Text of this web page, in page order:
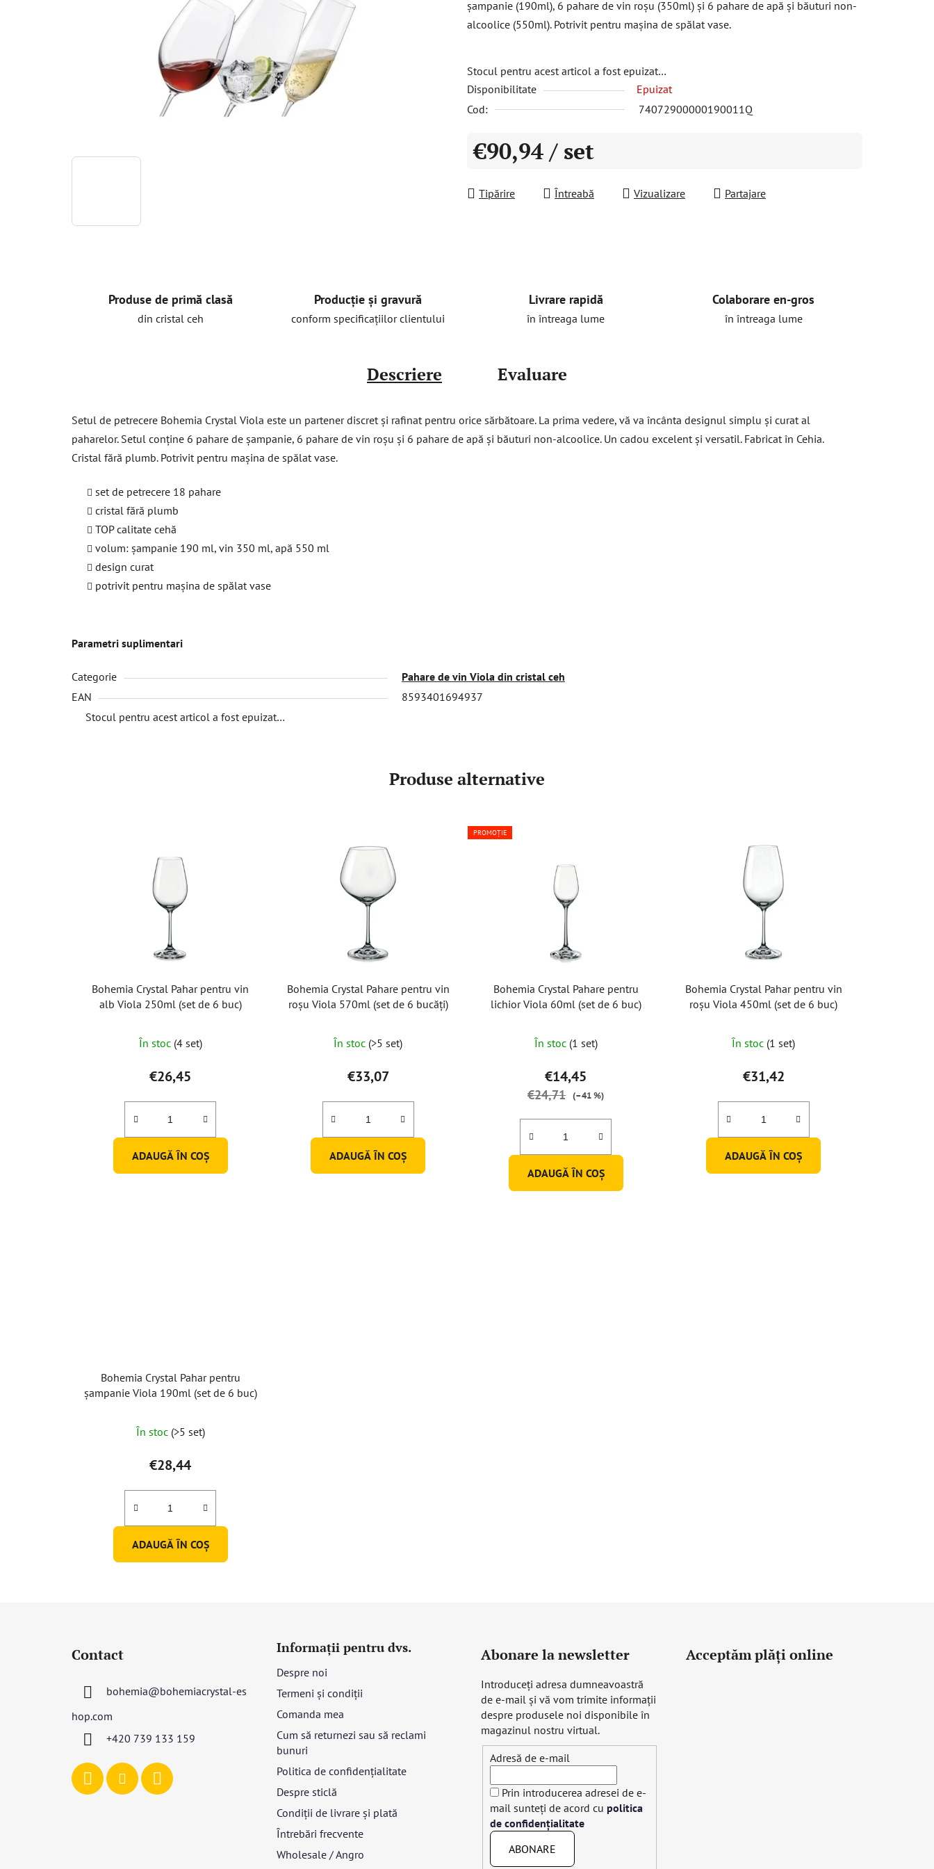
este
0,0
5
stele.
șampanie (190ml), 6 pahare de vin roșu (350ml) și 6 pahare de apă și băuturi non-
alcoolice (550ml). Potrivit pentru mașina de spălat vase.
Stocul pentru acest articol a fost epuizat…
Disponibilitate
Epuizat
Cod:
74072900000190011Q
€90,94 / set
Tipărire
Întreabă Vizualizare Partajare
Produse de primă clasă
din cristal ceh
Producție și gravură
conform specificațiilor clientului
Livrare rapidă
în întreaga lume
Colaborare en-gros
în întreaga lume
Descriere Evaluare
Setul de petrecere Bohemia Crystal Viola este un partener discret și rafinat pentru orice sărbătoare. La prima vedere, vă va încânta designul simplu și curat al
paharelor. Setul conține 6 pahare de șampanie, 6 pahare de vin roșu și 6 pahare de apă și băuturi non-alcoolice. Un cadou excelent și versatil. Fabricat în Cehia.
Cristal fără plumb. Potrivit pentru mașina de spălat vase.
set de petrecere 18 pahare
cristal fără plumb
TOP calitate cehă
volum: șampanie 190 ml, vin 350 ml, apă 550 ml
design curat
potrivit pentru mașina de spălat vase
Parametri suplimentari
Categorie
Pahare de vin Viola din cristal ceh
EAN
8593401694937
Stocul pentru acest articol a fost epuizat…
Produse alternative
Bohemia Crystal Pahar pentru vin
alb Viola 250ml (set de 6 buc)
În stoc (4 set)
€26,45
ADAUGĂ ÎN COŞ
Bohemia Crystal Pahare pentru vin
roșu Viola 570ml (set de 6 bucăți)
În stoc (>5 set)
€33,07
ADAUGĂ ÎN COŞ
PROMOȚIE
Bohemia Crystal Pahare pentru
lichior Viola 60ml (set de 6 buc)
În stoc (1 set)
€14,45
€24,71 (–41 %)
ADAUGĂ ÎN COŞ
Bohemia Crystal Pahar pentru vin
roșu Viola 450ml (set de 6 buc)
În stoc (1 set)
€31,42
ADAUGĂ ÎN COŞ
Bohemia Crystal Pahar pentru
șampanie Viola 190ml (set de 6 buc)
În stoc (>5 set)
€28,44
ADAUGĂ ÎN COŞ
Contact
bohemia@bohemiacrystal-es
hop.com
+420 739 133 159
Informații pentru dvs.
Despre noi
Termeni și condiții
Comanda mea
Cum să returnezi sau să reclami
bunuri
Politica de confidențialitate
Despre sticlă
Condiții de livrare și plată
Întrebări frecvente
Wholesale / Angro
Abonare la newsletter
Introduceţi adresa dumneavoastră
de e-mail şi vă vom trimite informaţii
despre produsele noi disponibile în
magazinul nostru virtual.
Adresă de e-mail
Prin introducerea adresei de e-
mail sunteți de acord cu politica
de confidențialitate
ABONARE
Acceptăm plăţi online